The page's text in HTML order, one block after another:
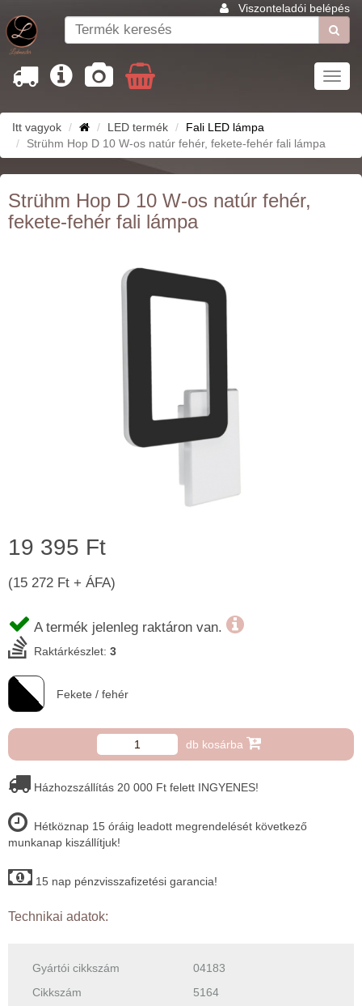
Viszonteladói belépés
Itt vagyok LED termék
Fali LED lámpa
Strühm Hop D 10 W-os natúr fehér, fekete-fehér fali lámpa
Strühm Hop D 10 W-os natúr fehér,
fekete-fehér fali lámpa
19 395 Ft
(15 272 Ft + ÁFA)
A termék jelenleg raktáron van.
Raktárkészlet: 3
Fekete / fehér
db kosárba
Házhozszállítás 20 000 Ft felett INGYENES!
Hétköznap 15 óráig leadott megrendelését következő
munkanap kiszállítjuk!
15 nap pénzvisszafizetési garancia!
Technikai adatok:
Gyártói cikkszám
04183
Cikkszám
5164